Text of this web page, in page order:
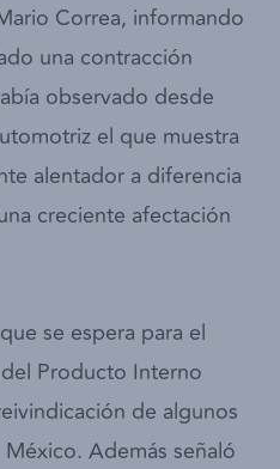
Correa, informando
una contracción
observado desde
el que muestra
alentador a diferencia
creciente afectación
se espera para el
Producto Interno
de algunos
Además señaló